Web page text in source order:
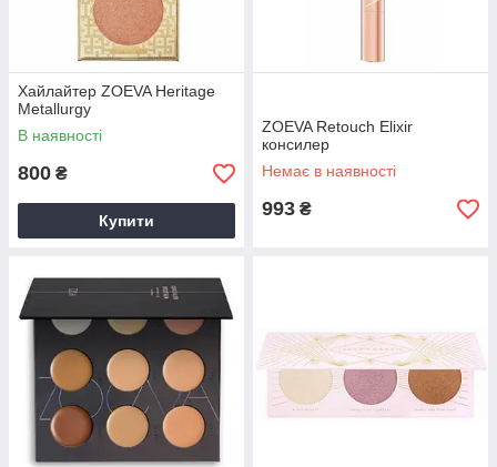
Хайлайтер ZOEVA Heritage
Metallurgy
В наявності
800 ₴
Купити
ZOEVA Retouch Elixir
консилер
Немає в наявності
993 ₴